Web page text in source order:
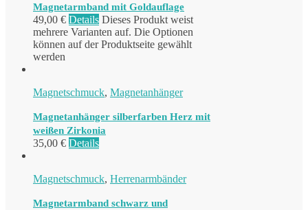
Magnetarmband mit Goldauflage
49,00 € Details Dieses Produkt weist
mehrere Varianten auf. Die Optionen
können auf der Produktseite gewählt
werden
Magnetschmuck, Magnetanhänger
Magnetanhänger silberfarben Herz mit
weißen Zirkonia
35,00 € Details
Magnetschmuck, Herrenarmbänder
Magnetarmband schwarz und